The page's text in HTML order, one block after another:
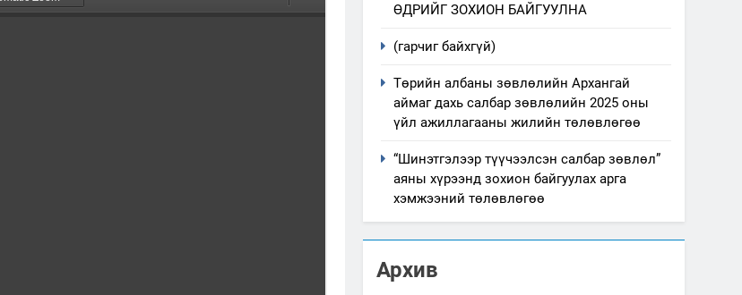
ӨДРИЙГ ЗОХИОН БАЙГУУЛНА
(гарчиг байхгүй)
Төрийн албаны зөвлөлийн Архангай
аймаг дахь салбар зөвлөлийн 2025 оны
үйл ажиллагааны жилийн төлөвлөгөө
“Шинэтгэлээр түүчээлсэн салбар зөвлөл”
аяны хүрээнд зохион байгуулах арга
хэмжээний төлөвлөгөө
Архив